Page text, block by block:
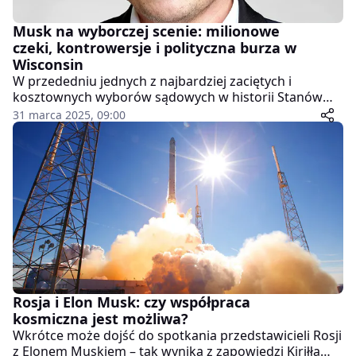
Musk na wyborczej scenie: milionowe
czeki, kontrowersje i polityczna burza w
Wisconsin
W przededniu jednych z najbardziej zaciętych i
kosztownych wyborów sądowych w historii Stanów
Zjednoczonych, Elon Musk ponownie znalazł się w
centrum politycznej debaty. Miliarder rozdawał czeki
na milion dolarów wyborcom w stanie Wisconsin,
czym wywołał falę oskarżeń o próbę wpływania na
wynik wyborów do tamtejszego Sądu Najwyższego.
31 marca 2025, 09:00
Rosja i Elon Musk: czy współpraca
kosmiczna jest możliwa?
Wkrótce może dojść do spotkania przedstawicieli Rosji
z Elonem Muskiem – tak wynika z zapowiedzi Kiriłła